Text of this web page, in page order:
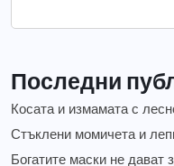
Последни
Косата и измамата с
Стъклени момичета и
Богатите маски не дават